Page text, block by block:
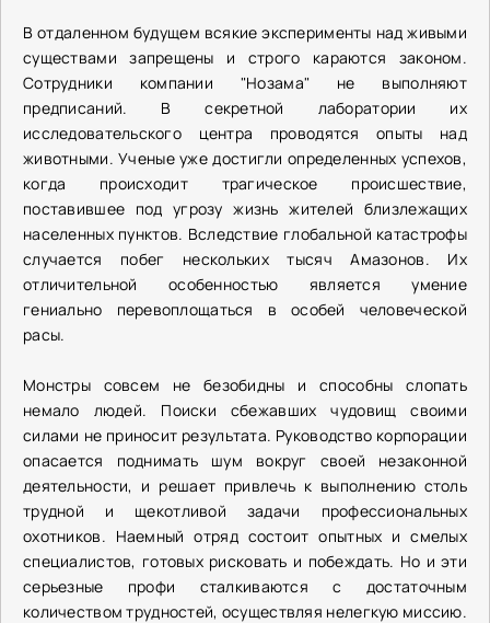
В отдаленном будущем всякие эксперименты над живыми
существами запрещены и строго караются законом.
Сотрудники компании "Нозама" не выполняют
предписаний. В секретной лаборатории их
исследовательского центра проводятся опыты над
животными. Ученые уже достигли определенных успехов,
когда происходит трагическое происшествие,
поставившее под угрозу жизнь жителей близлежащих
населенных пунктов. Вследствие глобальной катастрофы
случается побег нескольких тысяч Амазонов. Их
отличительной особенностью является умение
гениально перевоплощаться в особей человеческой
расы.
Монстры совсем не безобидны и способны слопать
немало людей. Поиски сбежавших чудовищ своими
силами не приносит результата. Руководство корпорации
опасается поднимать шум вокруг своей незаконной
деятельности, и решает привлечь к выполнению столь
трудной и щекотливой задачи профессиональных
охотников. Наемный отряд состоит опытных и смелых
специалистов, готовых рисковать и побеждать. Но и эти
серьезные профи сталкиваются с достаточным
количеством трудностей, осуществляя нелегкую миссию.